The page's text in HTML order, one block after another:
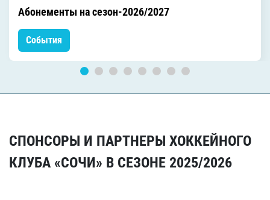
Абонементы на сезон-2026/2027
События
СПОНСОРЫ И ПАРТНЕРЫ ХОККЕЙНОГО
КЛУБА «СОЧИ» В СЕЗОНЕ 2025/2026